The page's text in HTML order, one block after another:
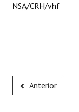
NSA/CRH/vhf
Anterior